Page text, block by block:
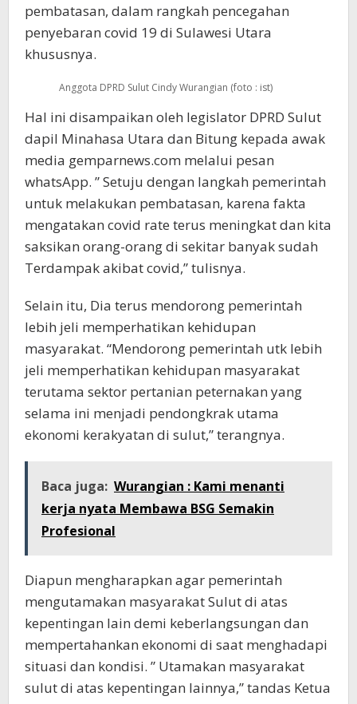
pembatasan, dalam rangkah pencegahan
penyebaran covid 19 di Sulawesi Utara
khususnya.
Anggota DPRD Sulut Cindy Wurangian (foto : ist)
Hal ini disampaikan oleh legislator DPRD Sulut
dapil Minahasa Utara dan Bitung kepada awak
media gemparnews.com melalui pesan
whatsApp. ” Setuju dengan langkah pemerintah
untuk melakukan pembatasan, karena fakta
mengatakan covid rate terus meningkat dan kita
saksikan orang-orang di sekitar banyak sudah
Terdampak akibat covid,” tulisnya.
Selain itu, Dia terus mendorong pemerintah
lebih jeli memperhatikan kehidupan
masyarakat. “Mendorong pemerintah utk lebih
jeli memperhatikan kehidupan masyarakat
terutama sektor pertanian peternakan yang
selama ini menjadi pendongkrak utama
ekonomi kerakyatan di sulut,” terangnya.
Baca juga: Wurangian : Kami menanti
kerja nyata Membawa BSG Semakin
Profesional
Diapun mengharapkan agar pemerintah
mengutamakan masyarakat Sulut di atas
kepentingan lain demi keberlangsungan dan
mempertahankan ekonomi di saat menghadapi
situasi dan kondisi. ” Utamakan masyarakat
sulut di atas kepentingan lainnya,” tandas Ketua